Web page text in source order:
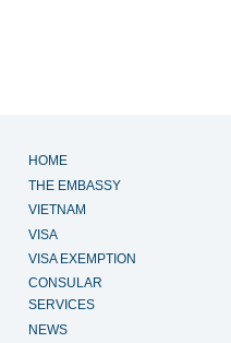
HOME
THE EMBASSY
VIETNAM
VISA
VISA EXEMPTION
CONSULAR
SERVICES
NEWS